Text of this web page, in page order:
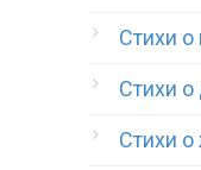
Стихи о
Стихи
Стихи